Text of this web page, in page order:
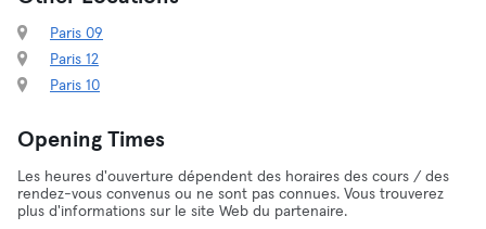
Paris 09
Paris 12
Paris 10
Opening Times
Les heures d'ouverture dépendent des horaires des cours / des
rendez-vous convenus ou ne sont pas connues. Vous trouverez
plus d'informations sur le site Web du partenaire.